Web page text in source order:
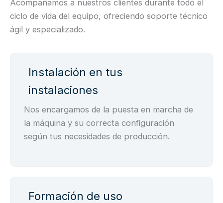
Acompañamos a nuestros clientes durante todo el
ciclo de vida del equipo, ofreciendo soporte técnico
ágil y especializado.
Instalación en tus
instalaciones
Nos encargamos de la puesta en marcha de
la máquina y su correcta configuración
según tus necesidades de producción.
Formación de uso